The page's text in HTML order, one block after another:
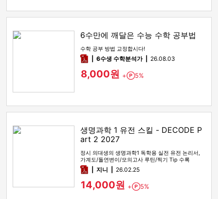
6수만에 깨달은 수능 수학 공부법
수학 공부 방법 교정합시다!
pdf6수생 수학분석가 26.08.03
8,000원 + Point
5%
생명과학 1 유전 스킬 - DECODE P
art 2 2027
정시 의대생의 생명과학1 독학용 실전 유전 논리서,
가계도/돌연변이/모의고사 루틴/찍기 Tip 수록
pdf지니 26.02.25
14,000원 + Point
5%